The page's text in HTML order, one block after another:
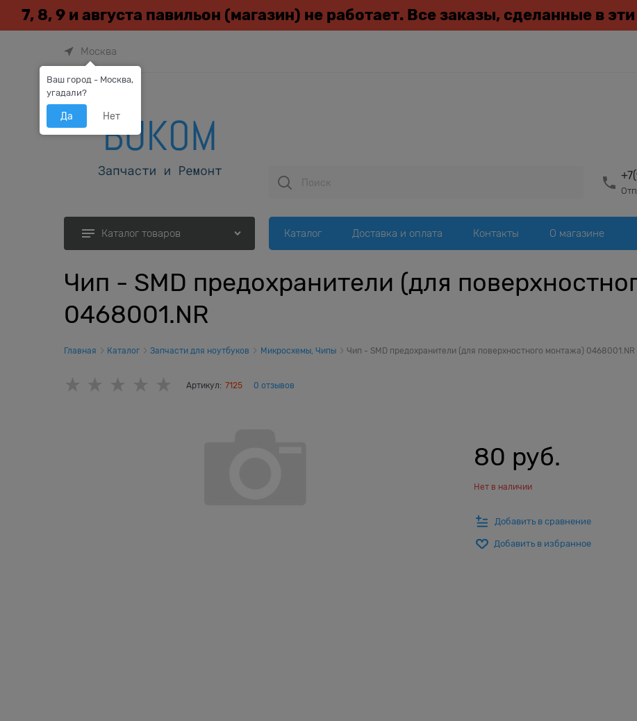
7, 8, 9 и августа павильон (магазин) не работает. Все заказы, сделанные в
Москва
Каталог товаров Каталог Доставка и оплата Контакты О магазине
Чип - SMD предохранители (для
0468001.NR
Главная Каталог Запчасти для ноутбуков Микросхемы, Чипы Чип - SMD предохранители (для поверхностного монтажа) 0468001.NR
Артикул: 7125 0 отзывов
80 руб.
Нет в наличии
Добавить в сравнение
Добавить в избранное
Ваш город - Москва,
угадали?
Да Нет